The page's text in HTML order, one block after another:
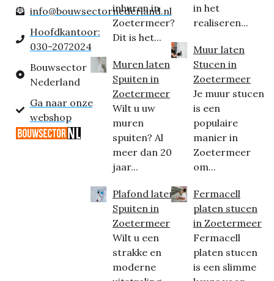
info@bouwsectornederland.nl
Hoofdkantoor:
030-2072024
Bouwsector
Nederland
Ga naar onze
webshop
inhuren in
Zoetermeer?
Dit is het...
Muren laten
Spuiten in
Zoetermeer
Wilt u uw
muren
spuiten? Al
meer dan 20
jaar...
Plafond laten
Spuiten in
Zoetermeer
Wilt u een
strakke en
moderne
in het
realiseren...
Muur laten
Stucen in
Zoetermeer
Je muur stucen
is een
populaire
manier in
Zoetermeer
om...
Fermacell
platen stucen
in Zoetermeer
Fermacell
platen stucen
is een slimme